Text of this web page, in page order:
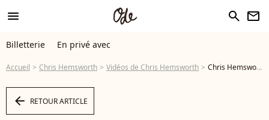
menu search newsletter
Billetterie En privé avec
Accueil Chris Hemsworth Vidéos de Chris Hemsworth Chris Hemsworth et Elsa Pataky : vacances sportives avec leurs enfants, India Rose se la joue skateuse - Vidéo
arrow_left RETOUR ARTICLE